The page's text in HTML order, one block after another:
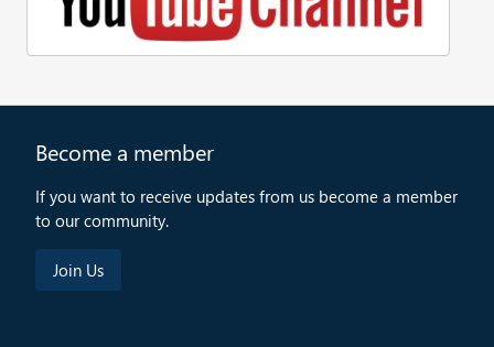
Become a member
If you want to receive updates from us become a member
to our community.